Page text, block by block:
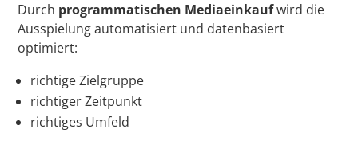
Durch programmatischen Mediaeinkaufwird die
Ausspielung automatisiert und datenbasiert
optimiert:
richtige Zielgruppe
richtiger Zeitpunkt
richtiges Umfeld